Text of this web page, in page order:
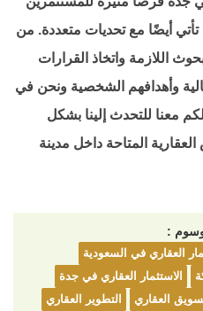
أيضًا مع تحديات متعددة. من
اللازمة واتخاذ القرارات
وأهدافهم الشخصية ونحن في
معنا للتحدث إلينا بشكل
المتاحة داخل مدينة
:
العقاري في السعودية
الاستثمار العقاري في جدة
العقاري
التطوير العقاري